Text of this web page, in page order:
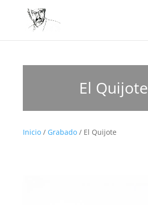
El Quijote
Inicio/ Grabado/ El Quijote